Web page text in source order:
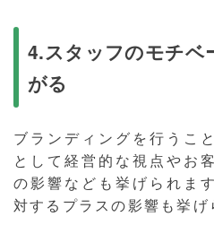
4.スタッフのモチベ
がる
ブランディングを行うこ
として経営的な視点やお
の影響なども挙げられま
対するプラスの影響も挙げ